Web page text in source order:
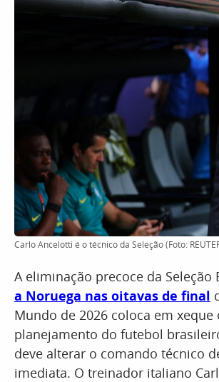
Carlo Ancelotti é o técnico da Seleção (Foto:
A eliminação precoce da Seleção
a Noruega nas oitavas de final
Mundo de 2026 coloca em xeque
planejamento do futebol
deve alterar o comando técnico
imediata. O treinador italiano